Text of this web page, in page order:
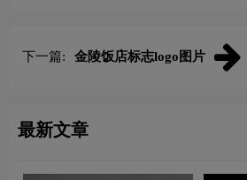
下一篇: 金陵饭店标志logo图片
最新文章